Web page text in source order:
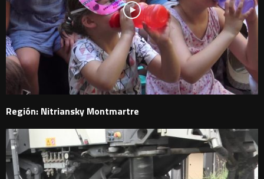
Región: Nitriansky Montmartre